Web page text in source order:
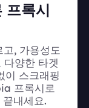
록시
, 가용성도
양한 타겟
이 스크래핑
프록시로
내세요.